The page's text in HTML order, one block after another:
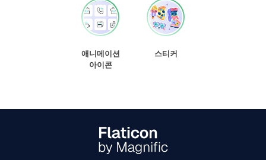
애니메이션
아이콘
스티커